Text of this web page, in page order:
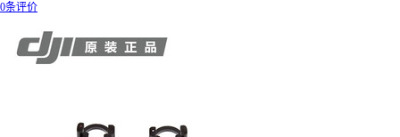
0条评价